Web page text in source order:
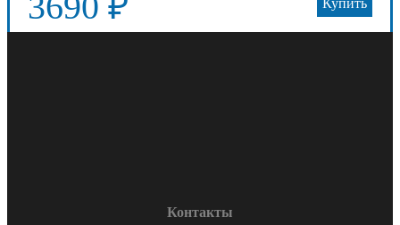
Купить
Контакты